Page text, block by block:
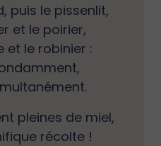
puis le pissenlit,
et le poirier,
et le robinier :
pleines de miel,
récolte !